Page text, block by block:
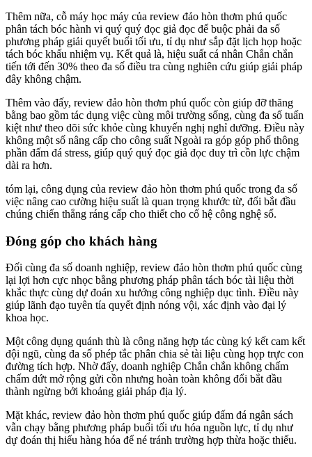
Thêm nữa, cỗ máy học máy của review đảo hòn thơm phú quốc
phân tách bóc hành vi quý quý đọc giả đọc để buộc phải đa số
phương pháp giải quyết buổi tối ưu, tỉ dụ như sắp đặt lịch họp hoặc
tách bóc khấu nhiệm vụ. Kết quả là, hiệu suất cá nhân Chắn chắn
tiến tới đến 30% theo đa số điều tra cùng nghiên cứu giúp giải pháp
đây không chậm.
Thêm vào đấy, review đảo hòn thơm phú quốc còn giúp đỡ thăng
bằng bao gồm tác dụng việc cùng môi trường sống, cùng đa số tuấn
kiệt như theo dõi sức khỏe cùng khuyến nghị nghỉ dưỡng. Điều này
không một số nâng cấp cho công suất Ngoài ra góp góp phổ thông
phần đấm đá stress, giúp quý quý đọc giả đọc duy trì cồn lực chậm
dài ra hơn.
tóm lại, công dụng của review đảo hòn thơm phú quốc trong đa số
việc nâng cao cường hiệu suất là quan trọng khước từ, đổi bắt đầu
chúng chiến thắng ráng cấp cho thiết cho cố hệ công nghệ số.
Đóng góp cho khách hàng
Đối cùng đa số doanh nghiệp, review đảo hòn thơm phú quốc cùng
lại lợi hơn cực nhọc bằng phương pháp phân tách bóc tài liệu thời
khắc thực cùng dự đoán xu hướng công nghiệp dục tình. Điều này
giúp lãnh đạo tuyên tía quyết định nóng vội, xác định vào đại lý
khoa học.
Một công dụng quánh thù là công năng hợp tác cùng ký kết cam kết
đội ngũ, cùng đa số phép tắc phân chia sẻ tài liệu cùng họp trực con
đường tích hợp. Nhờ đấy, doanh nghiệp Chắn chắn không chấm
chấm dứt mở rộng gửi cồn nhưng hoàn toàn không đổi bắt đầu
thành ngừng bởi khoảng giải pháp địa lý.
Mặt khác, review đảo hòn thơm phú quốc giúp đấm đá ngân sách
vẫn chạy bằng phương pháp buổi tối ưu hóa nguồn lực, tỉ dụ như
dự đoán thị hiếu hàng hóa để né tránh trường hợp thừa hoặc thiếu.